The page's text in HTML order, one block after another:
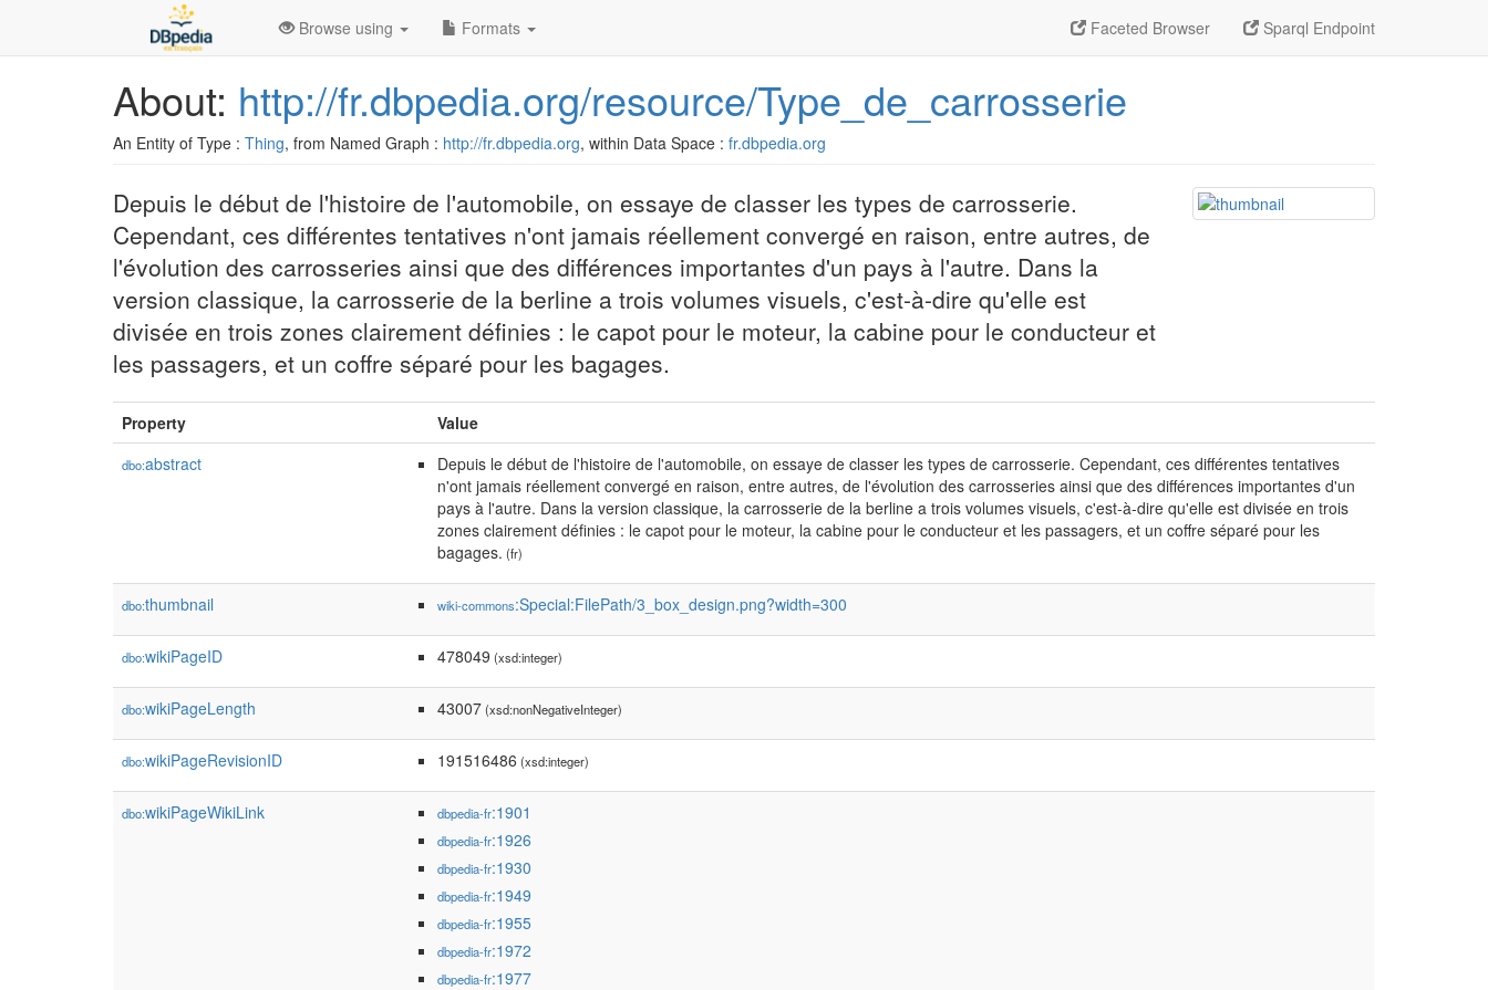
Faceted Browser Sparql Endpoint
Browse using Formats
About: http://fr.dbpedia.org/resource/Type_de_carrosserie
An Entity of Type : Thing, from Named Graph : http://fr.dbpedia.org, within Data Space : fr.dbpedia.org
Depuis le début de l'histoire de l'automobile, on essaye de classer les types de carrosserie.
Cependant, ces différentes tentatives n'ont jamais réellement convergé en raison, entre autres, de
l'évolution des carrosseries ainsi que des différences importantes d'un pays à l'autre. Dans la
version classique, la carrosserie de la berline a trois volumes visuels, c'est-à-dire qu'elle est
divisée en trois zones clairement définies : le capot pour le moteur, la cabine pour le conducteur et
les passagers, et un coffre séparé pour les bagages.
Property Value
dbo:abstract
Depuis le début de l'histoire de l'automobile, on essaye de classer les types de carrosserie. Cependant, ces différentes tentatives
n'ont jamais réellement convergé en raison, entre autres, de l'évolution des carrosseries ainsi que des différences importantes d'un
pays à l'autre. Dans la version classique, la carrosserie de la berline a trois volumes visuels, c'est-à-dire qu'elle est divisée en trois
zones clairement définies : le capot pour le moteur, la cabine pour le conducteur et les passagers, et un coffre séparé pour les
bagages. (fr)
dbo:thumbnail wiki-commons:Special:FilePath/3_box_design.png?width=300
dbo:wikiPageID 478049 (xsd:integer)
dbo:wikiPageLength 43007(xsd:nonNegativeInteger)
dbo:wikiPageRevisionID 191516486 (xsd:integer)
dbo:wikiPageWikiLink dbpedia-fr:1901
dbpedia-fr:1926
dbpedia-fr:1930
dbpedia-fr:1949
dbpedia-fr:1955
dbpedia-fr:1972
dbpedia-fr:1977